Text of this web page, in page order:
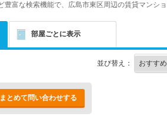
豊富な検索機能で、広島市東区周辺の賃貸マンシ
部屋ごとに表示
並び替え：
まとめて問い合わせする